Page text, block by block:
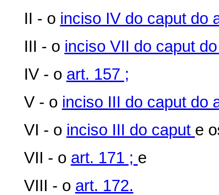
II - o inciso IV do caput do
III - o inciso VII do caput
IV - o art. 157 ;
V - o inciso III do caput do
VI - o inciso III do caput e
VII - o art. 171 ; e
VIII - o art. 172.